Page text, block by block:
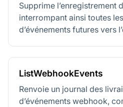
Supprime l’enregistrement
interrompant ainsi toutes
d’événements futures vers
ListWebhookEvents
Renvoie un journal des
d’événements webhook,